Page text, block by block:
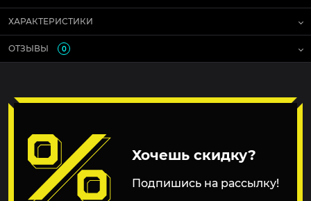
ХАРАКТЕРИСТИКИ
ОТЗЫВЫ 0
Хочешь скидку?
Подпишись на рассылку!